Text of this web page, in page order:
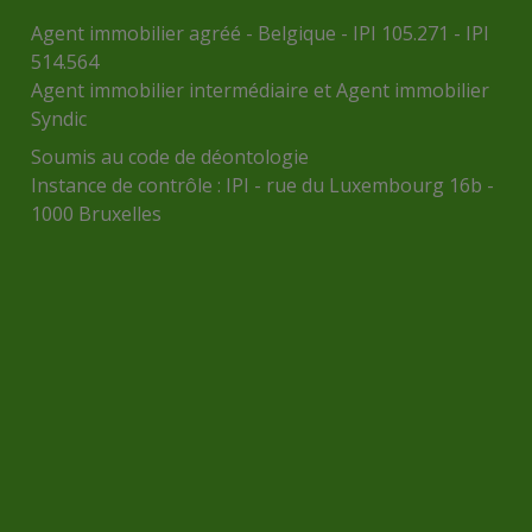
Agent immobilier agréé - Belgique - IPI 105.271 - IPI
514.564
Agent immobilier intermédiaire et Agent immobilier
Syndic
Soumis au code de déontologie
Instance de contrôle : IPI - rue du Luxembourg 16b -
1000 Bruxelles